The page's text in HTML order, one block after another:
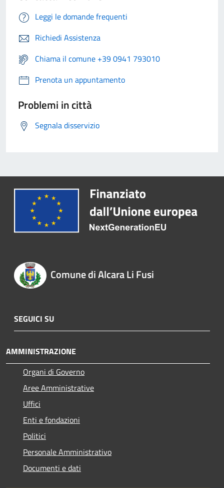
Leggi le domande frequenti
Richiedi Assistenza
Chiama il comune +39 0941 793010
Prenota un appuntamento
Problemi in città
Segnala disservizio
Comune di Alcara Li Fusi
SEGUICI SU
AMMINISTRAZIONE
Organi di Governo
Aree Amministrative
Uffici
Enti e fondazioni
Politici
Personale Amministrativo
Documenti e dati